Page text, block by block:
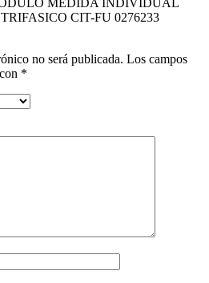
MEDIDA INDIVIDUAL
CIT-FU 0276233
no será publicada. Los campos
*